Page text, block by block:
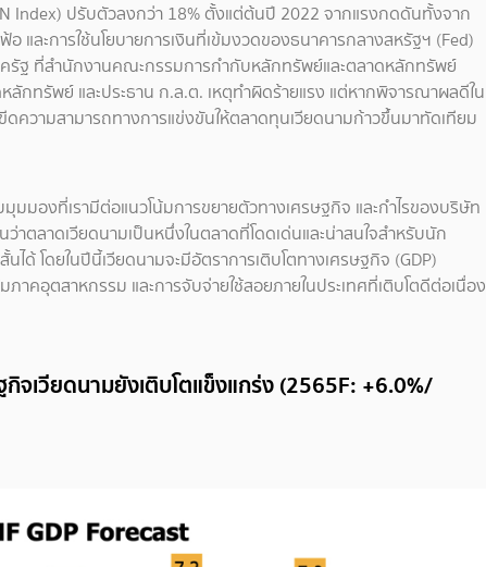
Index) ปรับตัวลงกว่า 18% ตั้งแต่ต้นปี 2022 จากแรงกดดันทั้งจาก
และการใช้นโยบายการเงินที่เข้มงวดของธนาคารกลางสหรัฐฯ (Fed)
ครัฐ ที่สำนักงานคณะกรรมการกำกับหลักทรัพย์และตลาดหลักทรัพย์
กทรัพย์ และประธาน ก.ล.ต. เหตุทำผิดร้ายแรง แต่หากพิจารณาผลดีใน
ดความสามารถทางการแข่งขันให้ตลาดทุนเวียดนามก้าวขึ้นมาทัดเทียม
มองที่เรามีต่อแนวโน้มการขยายตัวทางเศรษฐกิจ และกำไรของบริษัท
ว่าตลาดเวียดนามเป็นหนึ่งในตลาดที่โดดเด่นและน่าสนใจสำหรับนัก
โดยในปีนี้เวียดนามจะมีอัตราการเติบโตทางเศรษฐกิจ (GDP)
าคอุตสาหกรรม และการจับจ่ายใช้สอยภายในประเทศที่เติบโตดีต่อเนื่อง
วียดนามยังเติบโตแข็งแกร่ง (2565F: +6.0%/